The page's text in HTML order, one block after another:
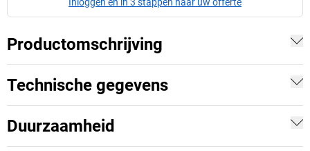
Productomschrijving
Technische gegevens
Duurzaamheid